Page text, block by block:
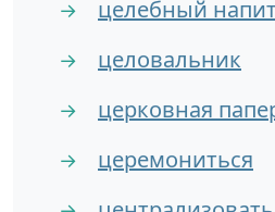
→ целебный
→ целовальник
→ церковная
→ церемониться